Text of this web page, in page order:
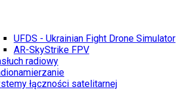
UFDS - Ukrainian Fight Drone Simulator
AR-SkyStrike FPV
radiowy
łączności satelitarnej